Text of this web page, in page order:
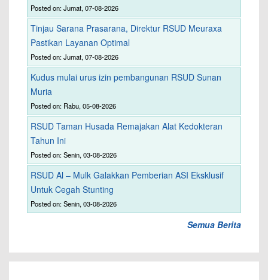
Posted on: Jumat, 07-08-2026
Tinjau Sarana Prasarana, Direktur RSUD Meuraxa
Pastikan Layanan Optimal
Posted on: Jumat, 07-08-2026
Kudus mulai urus izin pembangunan RSUD Sunan
Muria
Posted on: Rabu, 05-08-2026
RSUD Taman Husada Remajakan Alat Kedokteran
Tahun Ini
Posted on: Senin, 03-08-2026
RSUD Al – Mulk Galakkan Pemberian ASI Eksklusif
Untuk Cegah Stunting
Posted on: Senin, 03-08-2026
Semua Berita